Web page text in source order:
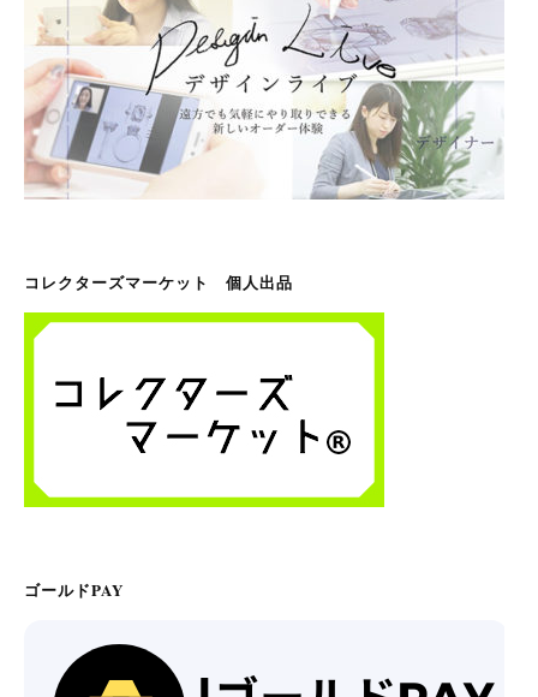
コレクターズマーケット 個人出品
ゴールドPAY